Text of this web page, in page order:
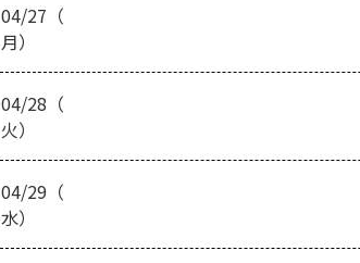
04/27（
月）
04/28（
火）
04/29（
水）